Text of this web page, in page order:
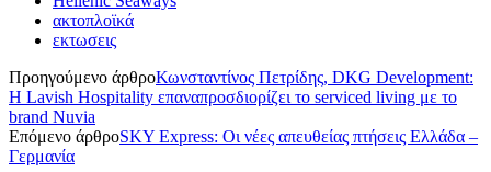
ακτοπλοϊκά
εκτωσεις
Προηγούμενο άρθροΚωνσταντίνος Πετρίδης, DKG Development:
H Lavish Hospitality επαναπροσδιορίζει το serviced living με το
brand Nuvia
Επόμενο άρθροSKY Express: Οι νέες απευθείας πτήσεις Ελλάδα –
Γερμανία